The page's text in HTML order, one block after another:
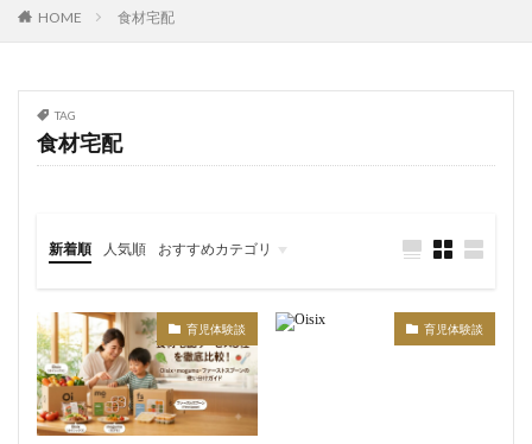
HOME 食材宅配
TAG
食材宅配
新着順 人気順 おすすめカテゴリ
育児体験談 育児体験談